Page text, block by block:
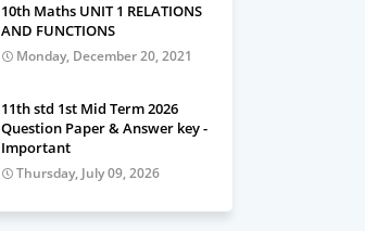
10th Maths UNIT 1 RELATIONS
AND FUNCTIONS
Monday, December 20, 2021
11th std 1st Mid Term 2026
Question Paper & Answer key -
Important
Thursday, July 09, 2026